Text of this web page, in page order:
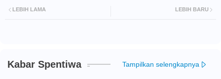
LEBIH BARU
LEBIH LAMA
Kabar Spentiwa Tampilkan selengkapnya